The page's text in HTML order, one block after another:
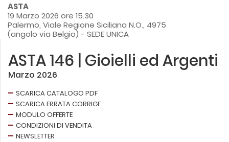
ASTA
19 Marzo 2026 ore 15.30
Palermo, Viale Regione Siciliana N.O., 4975
(angolo via Belgio) - SEDE UNICA
ASTA 146 | Gioielli ed Argenti
Marzo 2026
SCARICA CATALOGO PDF
SCARICA ERRATA CORRIGE
MODULO OFFERTE
CONDIZIONI DI VENDITA
NEWSLETTER